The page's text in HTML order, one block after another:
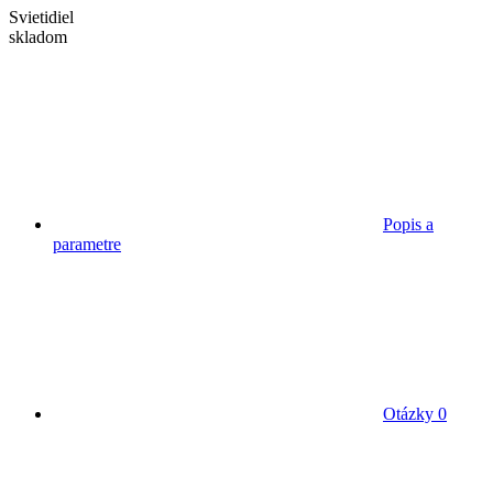
Svietidiel
skladom
Popis a
parametre
Otázky 0